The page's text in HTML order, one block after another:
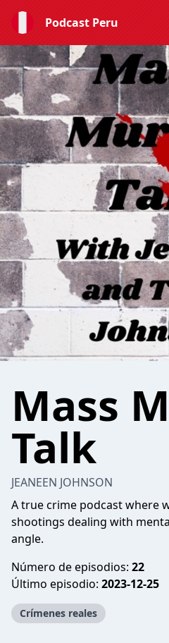
Podcast Peru
Mass
Talk
JEANEEN JOHNSON
A true crime podcast where
shootings dealing with
angle.
Número de episodios: 22
Último episodio: 2023-12-25
Crímenes reales